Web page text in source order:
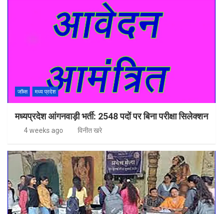
जॉब्स मध्य प्रदेश
मध्यप्रदेश आंगनवाड़ी भर्ती: 2548 पदों पर बिना परीक्षा सिलेक्शन
4 weeks ago विनीत खरे